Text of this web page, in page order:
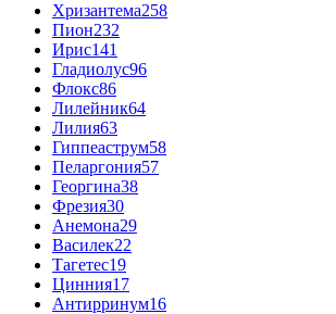
Хризантема258
Пион232
Ирис141
Гладиолус96
Флокс86
Лилейник64
Лилия63
Гиппеаструм58
Пеларгония57
Георгина38
Фрезия30
Анемона29
Василек22
Тагетес19
Цинния17
Антирринум16